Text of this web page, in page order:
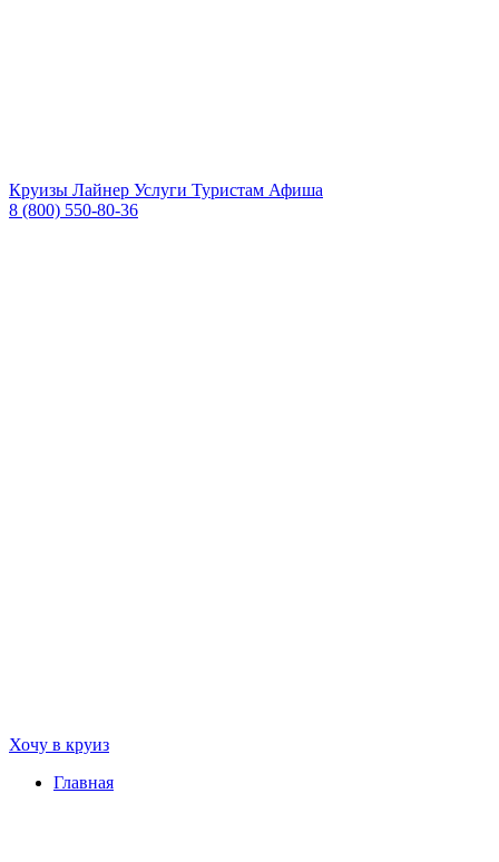
Круизы Лайнер Услуги Туристам Афиша
8 (800) 550-80-36
Хочу в круиз
Главная